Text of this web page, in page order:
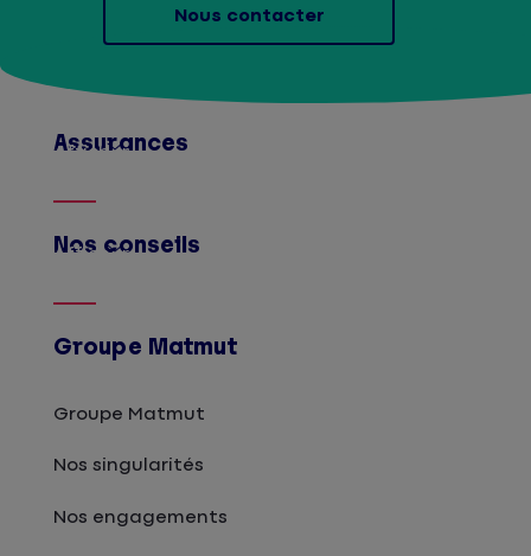
Nous contacter
Assurances
Afficher
Nos conseils
Afficher
Groupe Matmut
Groupe Matmut
Nos singularités
Nos engagements